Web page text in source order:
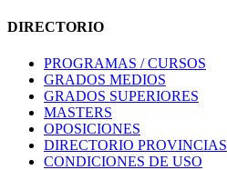
DIRECTORIO
PROGRAMAS / CURSOS
GRADOS MEDIOS
GRADOS SUPERIORES
MASTERS
OPOSICIONES
DIRECTORIO PROVINCIAS
CONDICIONES DE USO